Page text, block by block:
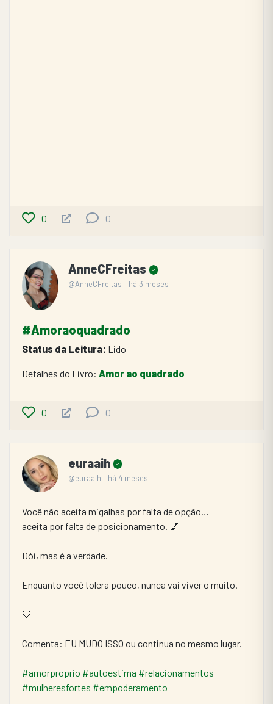
0 0
AnneCFreitas
@AnneCFreitas há 3 meses
#Amoraoquadrado
Status da Leitura: Lido
Detalhes do Livro: Amor ao quadrado
0 0
euraaih
@euraaih há 4 meses
Você não aceita migalhas por falta de opção…
aceita por falta de posicionamento. 💅
Dói, mas é a verdade.
Enquanto você tolera pouco, nunca vai viver o muito.
🤍
Comenta: EU MUDO ISSO ou continua no mesmo lugar.
#amorproprio #autoestima #relacionamentos
#mulheresfortes #empoderamento